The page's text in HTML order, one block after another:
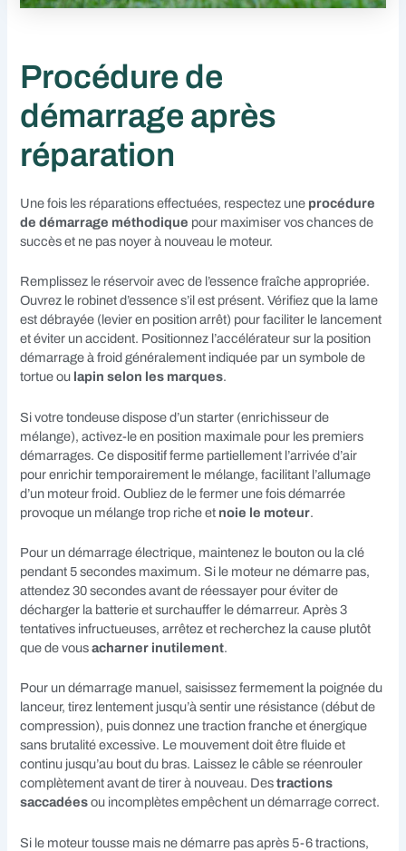
Procédure de
démarrage après
réparation
Une fois les réparations effectuées, respectez une procédure
de démarrage méthodique pour maximiser vos chances de
succès et ne pas noyer à nouveau le moteur.
Remplissez le réservoir avec de l’essence fraîche appropriée.
Ouvrez le robinet d’essence s’il est présent. Vérifiez que la lame
est débrayée (levier en position arrêt) pour faciliter le lancement
et éviter un accident. Positionnez l’accélérateur sur la position
démarrage à froid généralement indiquée par un symbole de
tortue ou lapin selon les marques.
Si votre tondeuse dispose d’un starter (enrichisseur de
mélange), activez-le en position maximale pour les premiers
démarrages. Ce dispositif ferme partiellement l’arrivée d’air
pour enrichir temporairement le mélange, facilitant l’allumage
d’un moteur froid. Oubliez de le fermer une fois démarrée
provoque un mélange trop riche et noie le moteur.
Pour un démarrage électrique, maintenez le bouton ou la clé
pendant 5 secondes maximum. Si le moteur ne démarre pas,
attendez 30 secondes avant de réessayer pour éviter de
décharger la batterie et surchauffer le démarreur. Après 3
tentatives infructueuses, arrêtez et recherchez la cause plutôt
que de vousacharner inutilement.
Pour un démarrage manuel, saisissez fermement la poignée du
lanceur, tirez lentement jusqu’à sentir une résistance (début de
compression), puis donnez une traction franche et énergique
sans brutalité excessive. Le mouvement doit être fluide et
continu jusqu’au bout du bras. Laissez le câble se réenrouler
complètement avant de tirer à nouveau. Destractions
saccadéesou incomplètes empêchent un démarrage correct.
Si le moteur tousse mais ne démarre pas après 5-6 tractions,